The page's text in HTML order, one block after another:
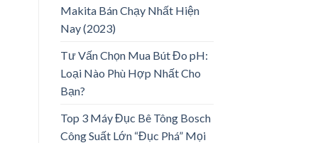
Makita Bán Chạy Nhất Hiện
Nay (2023)
Tư Vấn Chọn Mua Bút Đo pH:
Loại Nào Phù Hợp Nhất Cho
Bạn?
Top 3 Máy Đục Bê Tông Bosch
Công Suất Lớn “Đục Phá” Mọi